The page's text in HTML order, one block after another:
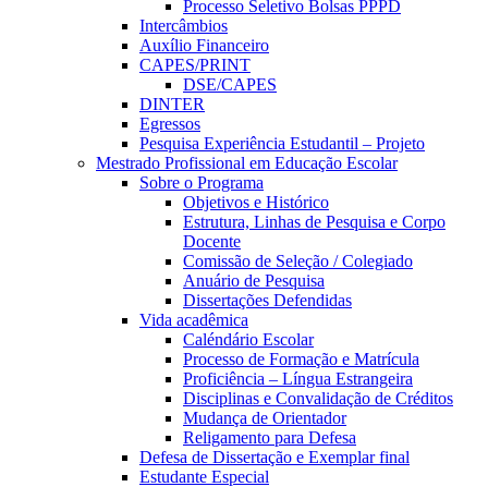
Processo Seletivo Bolsas PPPD
Intercâmbios
Auxílio Financeiro
CAPES/PRINT
DSE/CAPES
DINTER
Egressos
Pesquisa Experiência Estudantil – Projeto
Mestrado Profissional em Educação Escolar
Sobre o Programa
Objetivos e Histórico
Estrutura, Linhas de Pesquisa e Corpo
Docente
Comissão de Seleção / Colegiado
Anuário de Pesquisa
Dissertações Defendidas
Vida acadêmica
Caléndário Escolar
Processo de Formação e Matrícula
Proficiência – Língua Estrangeira
Disciplinas e Convalidação de Créditos
Mudança de Orientador
Religamento para Defesa
Defesa de Dissertação e Exemplar final
Estudante Especial